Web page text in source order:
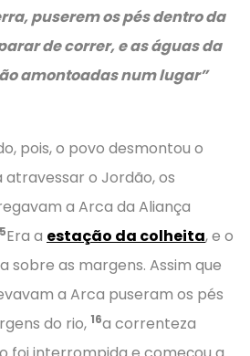
puserem os pés dentro da
de correr, e as águas da
amontoadas num lugar”
pois, o povo desmontou o
o Jordão, os
a Arca da Aliança
Era a estação da colheita, e o
sobre as margens. Assim que
a Arca puseram os pés
do rio, 16a correnteza